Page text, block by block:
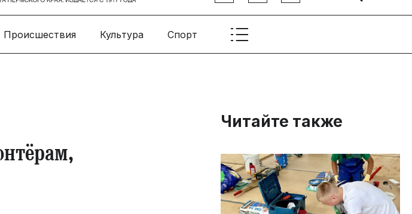
Происшествия Культура Спорт
Читайте также